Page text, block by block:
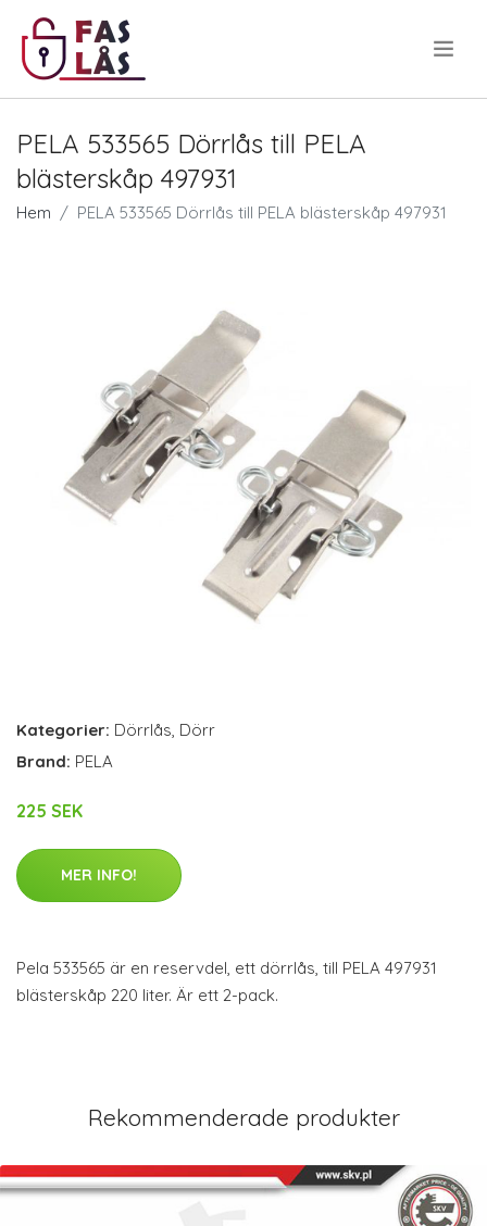
PELA 533565 Dörrlås till PELA
blästerskåp 497931
Hem PELA 533565 Dörrlås till PELA blästerskåp 497931
Kategorier: Dörrlås, Dörr
Brand: PELA
225 SEK
MER INFO!
Pela 533565 är en reservdel, ett dörrlås, till PELA 497931
blästerskåp 220 liter. Är ett 2-pack.
Rekommenderade produkter